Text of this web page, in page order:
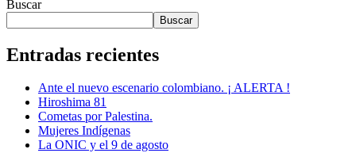
Buscar
Buscar
Entradas recientes
Ante el nuevo escenario colombiano. ¡ ALERTA !
Hiroshima 81
Cometas por Palestina.
Mujeres Indígenas
La ONIC y el 9 de agosto